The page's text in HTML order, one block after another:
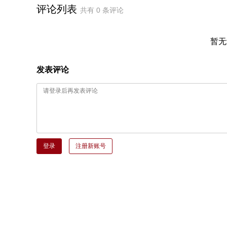
评论列表 共有 0 条评论
暂
发表评论
登录 注册新账号